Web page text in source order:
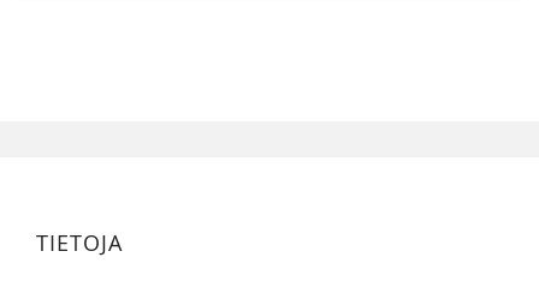
TIETOJA